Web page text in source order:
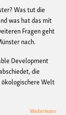
Was tut die
was hat das mit
Fragen geht
nach.
Development
die
Welt
Weiterlesen